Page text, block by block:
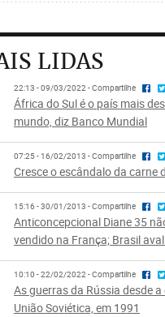
LIDAS
22:13 - 09/03/2022 - Compartilhe
África do Sul é o país mais
mundo, diz Banco Mundial
07:25 - 16/02/2013 - Compartilhe
Cresce o escândalo da carne
15:16 - 30/01/2013 - Compartilhe
Anticoncepcional Diane 35
vendido na França; Brasil
10:10 - 22/02/2022 - Compartilhe
As guerras da Rússia desde a
União Soviética, em 1991